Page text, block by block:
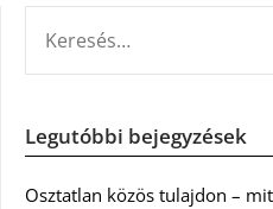
Legutóbbi bejegyzések
Osztatlan közös tulajdon –